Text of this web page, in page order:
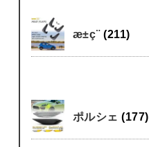
æ±ç¨(211)
ポルシェ(177)